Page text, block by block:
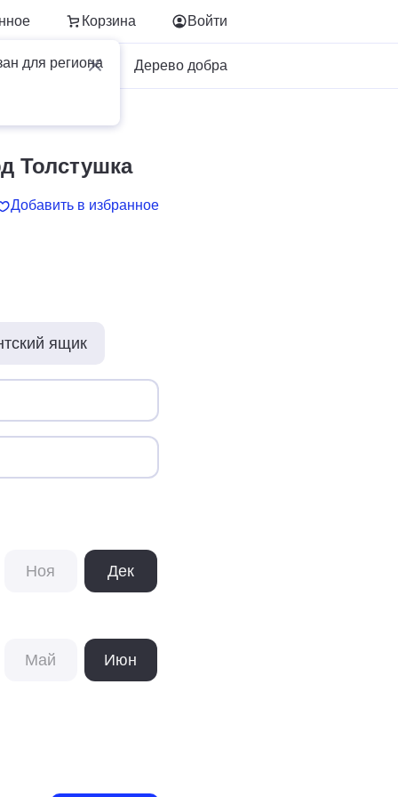
Корзина
для региона
Войти
Для бизнеса Дерево добра
Толстушка
Добавить в избранное
ящик
Ноя Дек
Май Июн